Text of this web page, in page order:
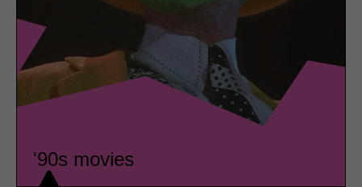
'90s movies